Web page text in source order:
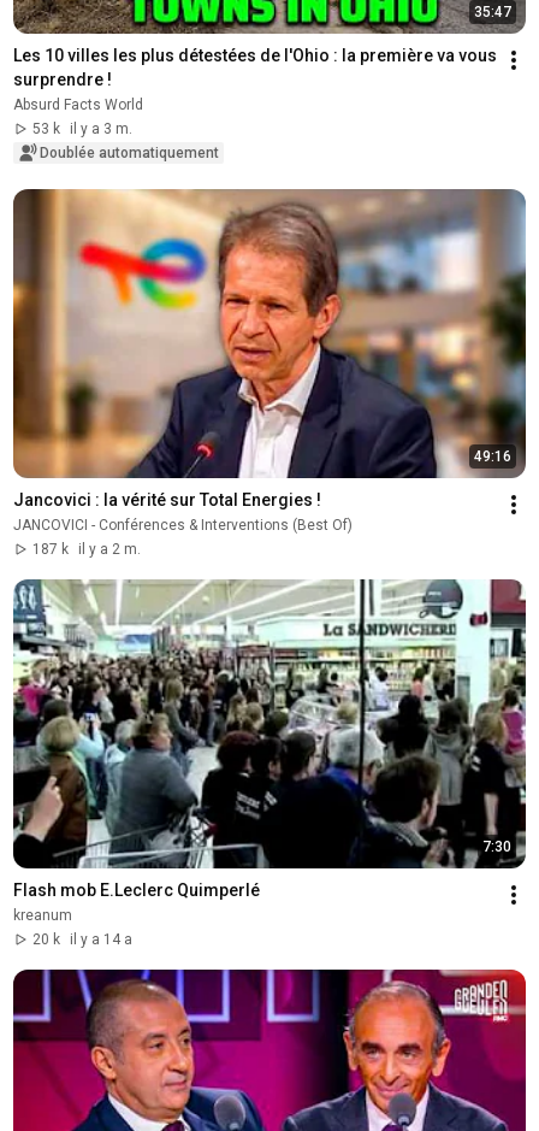
35:47
Les 10 villes les plus détestées de l'Ohio : la première va vous
surprendre !
Absurd Facts World
53 k
il y a 3 m.
Doublée automatiquement
49:16
Jancovici : la vérité sur Total Energies !
JANCOVICI - Conférences & Interventions (Best Of)
187 k
il y a 2 m.
7:30
Flash mob E.Leclerc Quimperlé
kreanum
20 k
il y a 14 a